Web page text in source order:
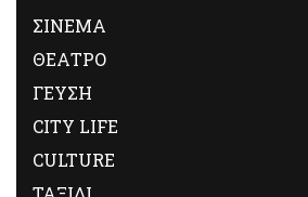
ΣΙΝΕΜΑ
ΘΕΑΤΡΟ
ΓΕΥΣΗ
CITY LIFE
CULTURE